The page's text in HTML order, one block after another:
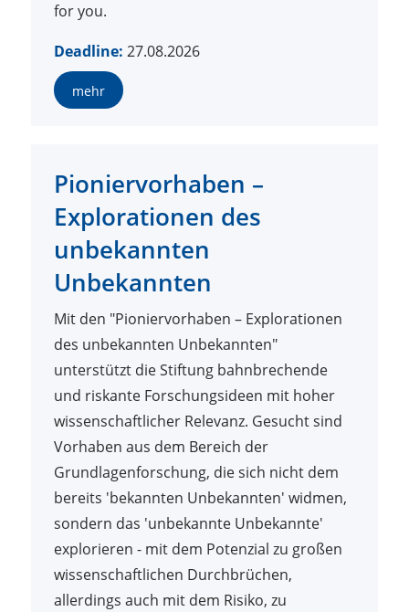
for you.
Deadline: 27.08.2026
mehr
Pioniervorhaben –
Explorationen des
unbekannten
Unbekannten
Mit den "Pioniervorhaben – Explorationen
des unbekannten Unbekannten"
unterstützt die Stiftung bahnbrechende
und riskante Forschungsideen mit hoher
wissenschaftlicher Relevanz. Gesucht sind
Vorhaben aus dem Bereich der
Grundlagenforschung, die sich nicht dem
bereits 'bekannten Unbekannten' widmen,
sondern das 'unbekannte Unbekannte'
explorieren - mit dem Potenzial zu großen
wissenschaftlichen Durchbrüchen,
allerdings auch mit dem Risiko, zu